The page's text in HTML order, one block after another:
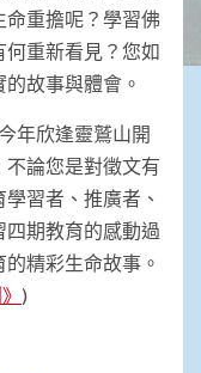
重擔呢？學習佛
何重新看見？您如
故事與體會。
年欣逢靈鷲山開
不論您是對徵文有
習者、推廣者、
期教育的感動過
精彩生命故事。
)